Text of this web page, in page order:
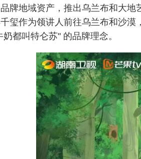
牌地域资产，推出乌兰布和大
玺作为领讲人前往乌兰布和沙
都叫特仑苏" 的品牌理念。